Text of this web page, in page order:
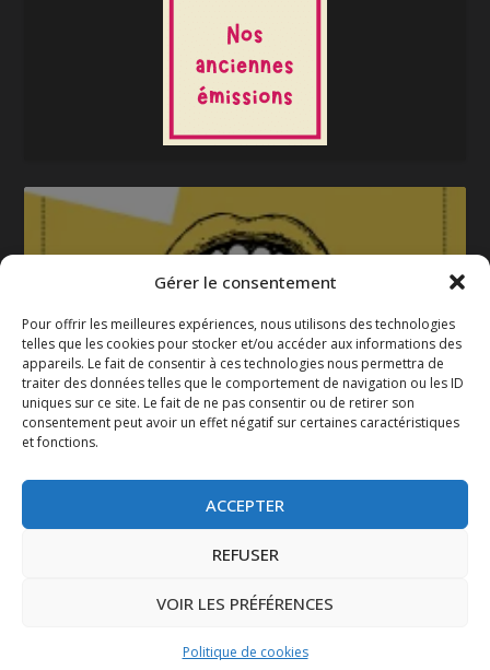
Gérer le consentement
Pour offrir les meilleures expériences, nous utilisons des technologies
telles que les cookies pour stocker et/ou accéder aux informations des
appareils. Le fait de consentir à ces technologies nous permettra de
traiter des données telles que le comportement de navigation ou les ID
uniques sur ce site. Le fait de ne pas consentir ou de retirer son
consentement peut avoir un effet négatif sur certaines caractéristiques
et fonctions.
ACCEPTER
REFUSER
VOIR LES PRÉFÉRENCES
Politique de cookies
La gazette 2025-2026